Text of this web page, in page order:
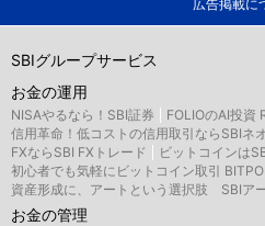
広告掲載に
SBIグループサービス
お金の運用
NISAやるなら！SBI証券
FOLIOのAI投資
信用革命！低コストの信用取引ならSBIネ
FXならSBI FXトレード
ビットコインは
初心者でも気軽にビットコイン取引
資産形成に、アートという選択肢 SBIア
お金の管理